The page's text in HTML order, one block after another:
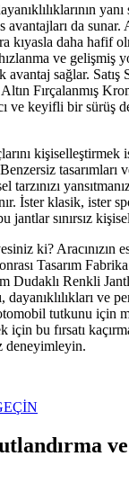
yanı
da sunar.
kıyasla daha hafif
ve gelişmiş
sağlar. Satış
Altın Fırçalanmış
ve keyifli bir sürüş
kişiselleştirmek
tasarımları
tarzınızı
İster klasik, ister
jantlar sınırsız
ki? Aracınızın
Tasarım
Dudaklı Renkli
dayanıklılıkları ve
tutkunu için
için bu fırsatı
deneyimleyin.